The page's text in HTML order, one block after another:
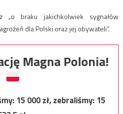
„o braku jakichkolwiek sygnałów
dla Polski oraz jej obywateli”.
Magna Polonia!
15 000zł, zebraliśmy:15